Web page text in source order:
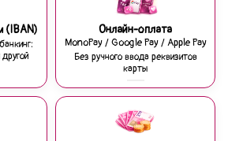
(IBAN) Онлайн-оплата
MonoPay / Google Pay / Apple Pay
Без ручного ввода реквизитов
карты